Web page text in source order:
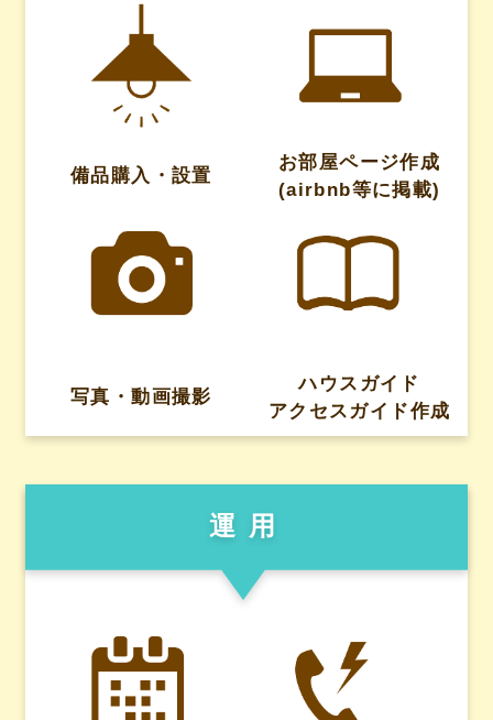
備品購入・設置
お部屋ページ作成
(airbnb等に掲載)
写真・動画撮影
ハウスガイド
アクセスガイド作成
運用